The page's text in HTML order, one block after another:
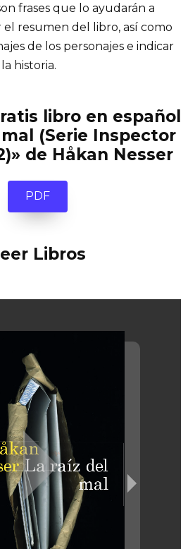
frases que lo ayudarán a
resumen del libro, así como
de los personajes e indicar
historia.
libro en español
(Serie Inspector
de Håkan Nesser
PDF
Libros